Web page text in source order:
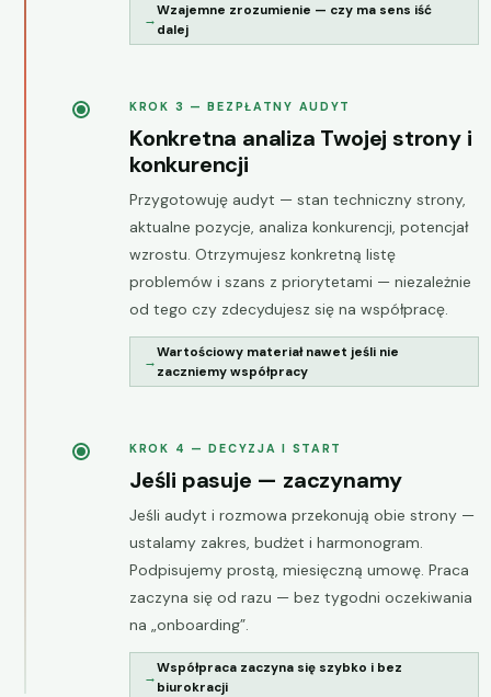
Wzajemne zrozumienie — czy ma sens iść
dalej
KROK 3 — BEZPŁATNY AUDYT
Konkretna analiza Twojej strony i
konkurencji
Przygotowuję audyt — stan techniczny strony,
aktualne pozycje, analiza konkurencji, potencjał
wzrostu. Otrzymujesz konkretną listę
problemów i szans z priorytetami — niezależnie
od tego czy zdecydujesz się na współpracę.
Wartościowy materiał nawet jeśli nie
zaczniemy współpracy
KROK 4 — DECYZJA I START
Jeśli pasuje — zaczynamy
Jeśli audyt i rozmowa przekonują obie strony —
ustalamy zakres, budżet i harmonogram.
Podpisujemy prostą, miesięczną umowę. Praca
zaczyna się od razu — bez tygodni oczekiwania
na „onboarding”.
Współpraca zaczyna się szybko i bez
biurokracji